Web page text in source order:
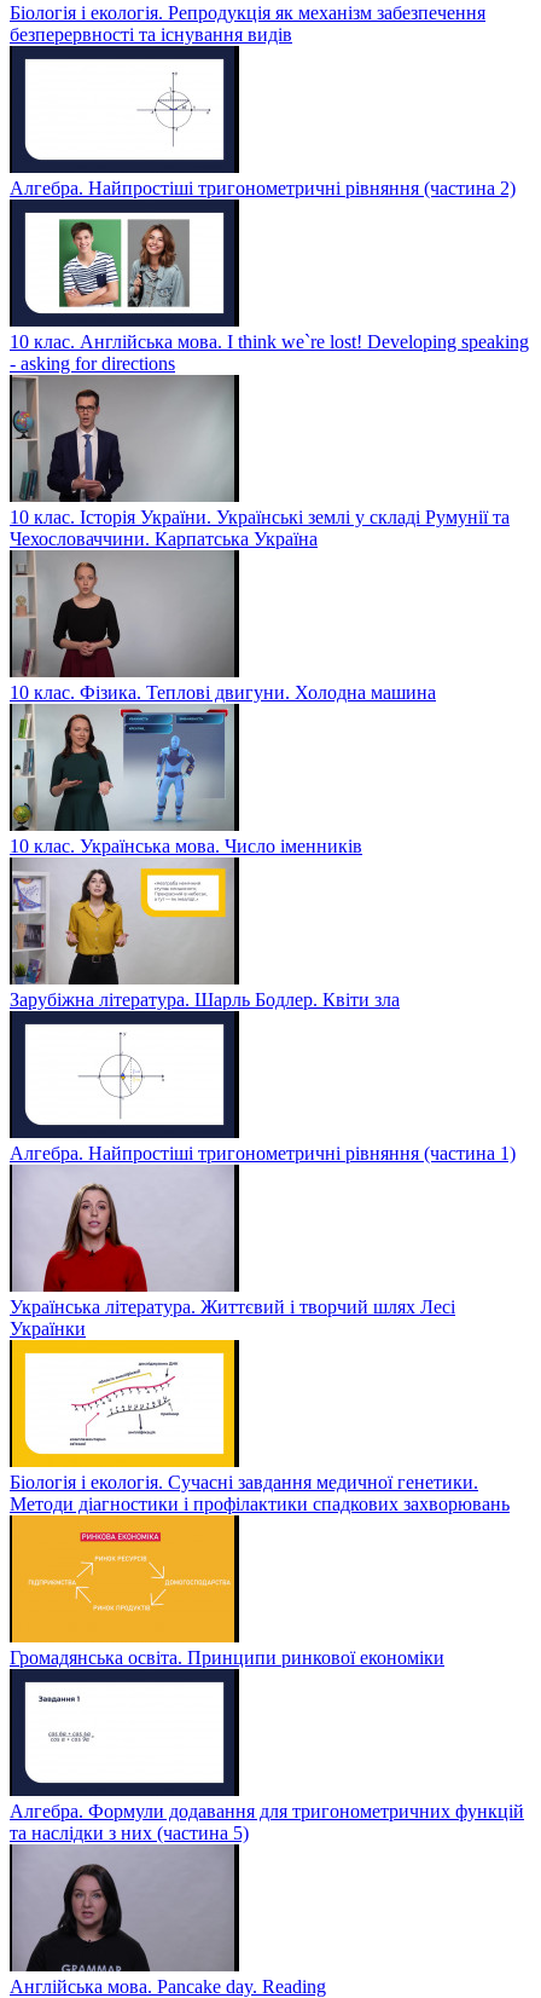
Біологія і екологія. Репродукція як механізм забезпечення
безперервності та існування видів
Алгебра. Найпростіші тригонометричні рівняння (частина 2)
10 клас. Англійська мова. I think we`re lost! Developing speaking
- asking for directions
10 клас. Історія України. Українські землі у складі Румунії та
Чехословаччини. Карпатська Україна
10 клас. Фізика. Теплові двигуни. Холодна машина
10 клас. Українська мова. Число іменників
Зарубіжна література. Шарль Бодлер. Квіти зла
Алгебра. Найпростіші тригонометричні рівняння (частина 1)
Українська література. Життєвий і творчий шлях Лесі
Українки
Біологія і екологія. Сучасні завдання медичної генетики.
Методи діагностики і профілактики спадкових захворювань
Громадянська освіта. Принципи ринкової економіки
Алгебра. Формули додавання для тригонометричних функцій
та наслідки з них (частина 5)
Англійська мова. Pancake day. Reading